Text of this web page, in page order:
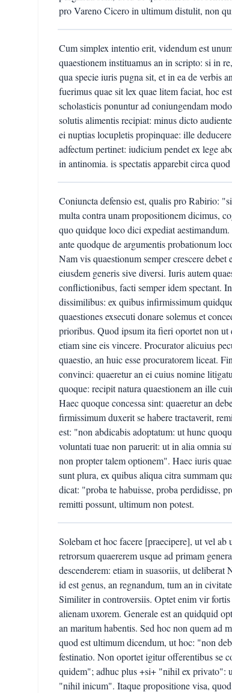
pro Vareno Cicero in ultimum distulit, non
Cum simplex intentio erit, videndum est
quaestionem instituamus an in scripto: si in
qua specie iuris pugna sit, et in ea de verbis
fuerimus quae sit lex quae litem faciat, hoc
scholasticis ponuntur ad coniungendam
solutis alimentis recipiat: minus dicto
ei nuptias locupletis propinquae: ille
adfectum pertinet: iudicium pendet ex lege
in antinomia. is spectatis apparebit circa
Coniuncta defensio est, qualis pro Rabirio:
multa contra unam propositionem dicimus,
quo quidque loco dici expediat
ante quodque de argumentis probationum
Nam vis quaestionum semper crescere
eiusdem generis sive diversi. Iuris autem
conflictionibus, facti semper idem spectant.
dissimilibus: ex quibus infirmissimum
quaestiones exsecuti donare solemus et
prioribus. Quod ipsum ita fieri oportet non ut
etiam sine eis vincere. Procurator alicuius
quaestio, an huic esse procuratorem liceat.
convinci: quaeretur an ei cuius nomine
quoque: recipit natura quaestionem an ille
Haec quoque concessa sint: quaeretur an
firmissimum duxerit se habere tractaverit,
est: "non abdicabis adoptatum: ut hunc
voluntati tuae non paruerit: ut in alia omnia
non propter talem optionem". Haec iuris
sunt plura, ex quibus aliqua citra summam
dicat: "proba te habuisse, proba perdidisse,
remitti possunt, ultimum non potest.
Solebam et hoc facere [praecipere], ut vel ab
retrorsum quaererem usque ad primam
descenderem: etiam in suasoriis, ut
id est genus, an regnandum, tum an in
Similiter in controversiis. Optet enim vir
alienam uxorem. Generale est an quidquid
an maritum habentis. Sed hoc non quem ad
quod est ultimum dicendum, ut hoc: "non
festinatio. Non oportet igitur offerentibus se
quidem"; adhuc plus +si+ "nihil ex privato":
"nihil inicum". Itaque propositione visa,